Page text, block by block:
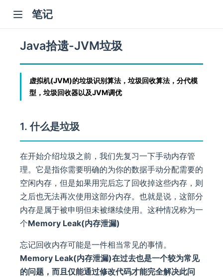
笔记
Java拾遗-JVM垃圾
虚拟机(JVM)的垃圾识别算法，垃圾回收算法，分代模
型，垃圾回收器以及JVM调优
1. 什么是垃圾
在开始介绍垃圾之前，我们先复习一下手动内存管
理。它是指你需要明确的为你的数据手动分配需要的
空闲内存，但是如果用完后忘了回收掉这些内存，则
之后也无法再次使用这部分内存。也就是说，这部分
内存是属于被申明但未被继续使用。这种情况称为一
个Memory Leak(内存泄漏)
忘记回收内存可能是一件相当常见的事情。
Memory Leak(内存泄漏)在过去也是一个较为常见
的问题，而且仅能通过修改代码才能完全解决此问